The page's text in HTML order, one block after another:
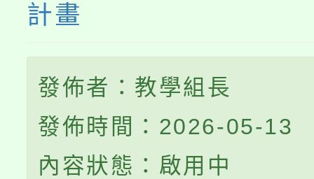
計畫
發佈者：教學組長
發佈時間：2026-05-13
內容狀態：啟用中